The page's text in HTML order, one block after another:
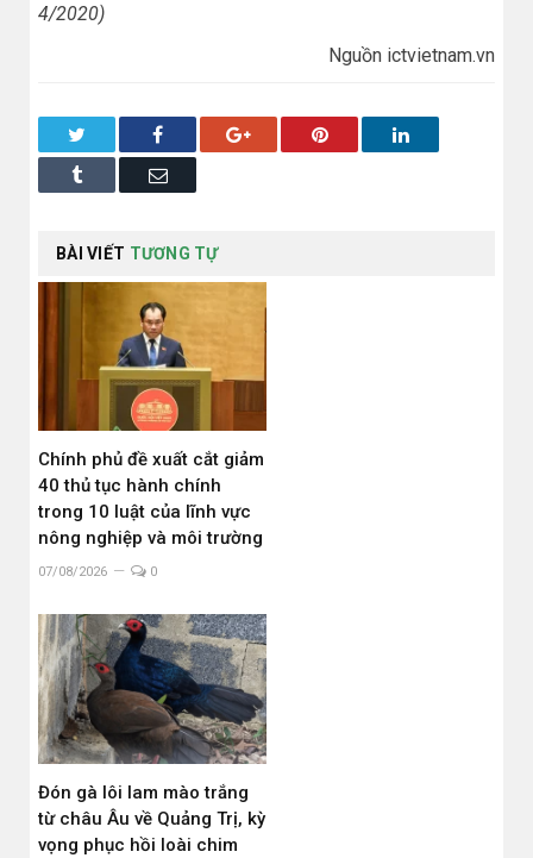
4/2020)
Nguồn ictvietnam.vn
Facebook Google+ Pinterest LinkedIn
Tumblr Email
BÀI VIẾT TƯƠNG TỰ
Chính phủ đề xuất cắt giảm
40 thủ tục hành chính
trong 10 luật của lĩnh vực
nông nghiệp và môi trường
07/08/2026 0
Đón gà lôi lam mào trắng
từ châu Âu về Quảng Trị, kỳ
vọng phục hồi loài chim